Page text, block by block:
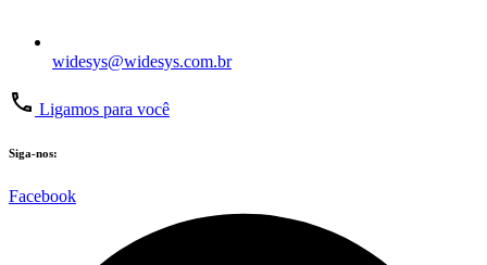
widesys@widesys.com.br
Ligamos para você
Siga-nos:
Facebook